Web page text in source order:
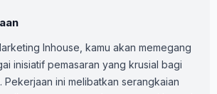
Inhouse, kamu akan memegang
inisiatif pemasaran yang krusial bagi
Pekerjaan ini melibatkan serangkaian